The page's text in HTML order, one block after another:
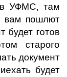
в УФМС, там
вам пошлют
будет готов
старого
документ
будет